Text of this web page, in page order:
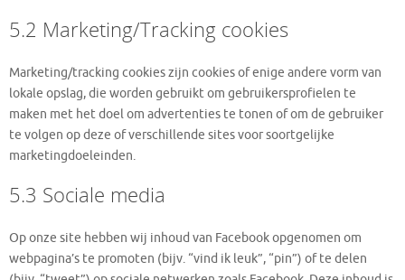
5.2 Marketing/Tracking cookies
Marketing/tracking cookies zijn cookies of enige andere vorm van
lokale opslag, die worden gebruikt om gebruikersprofielen te
maken met het doel om advertenties te tonen of om de gebruiker
te volgen op deze of verschillende sites voor soortgelijke
marketingdoeleinden.
5.3 Sociale media
Op onze site hebben wij inhoud van Facebook opgenomen om
webpagina’s te promoten (bijv. “vind ik leuk”, “pin”) of te delen